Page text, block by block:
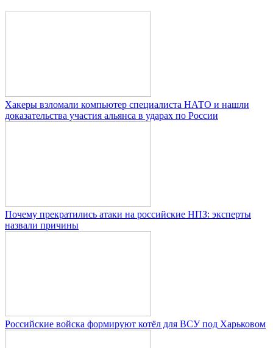
Хакеры взломали компьютер специалиста НАТО и нашли
доказательства участия альянса в ударах по России
Почему прекратились атаки на российские НПЗ: эксперты
назвали причины
Российские войска формируют котёл для ВСУ под Харьковом